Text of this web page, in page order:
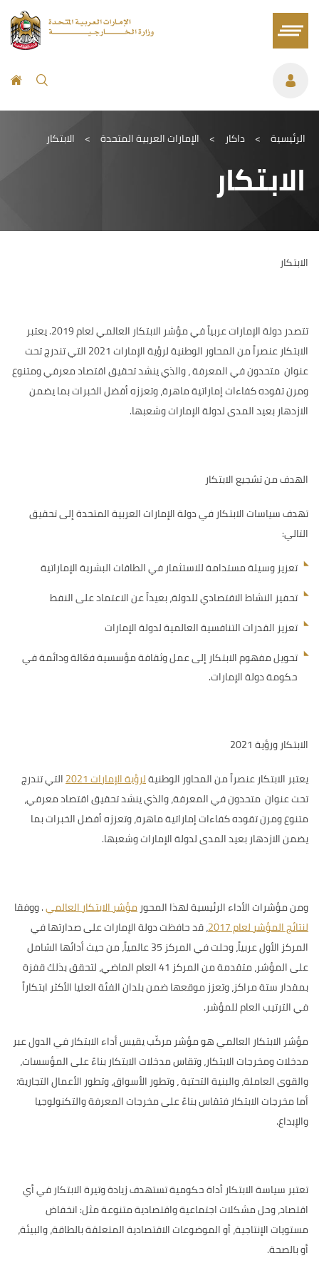
الرئيسية > داكار > الإمارات العربية المتحدة > الابتكار
الابتكار
الابتكار
تتصدر دولة الإمارات عربياً في مؤشر الابتكار العالمي لعام 2019. يعتبر
الابتكار عنصراً من المحاور الوطنية لرؤية الإمارات 2021 التي تندرج تحت
عنوان متحدون في المعرفة ، والذي ينشد تحقيق اقتصاد معرفي ومتنوع
ومرن تقوده كفاءات إماراتية ماهرة، وتعززه أفضل الخبرات بما يضمن
الازدهار بعيد المدى لدولة الإمارات وشعبها.
الهدف من تشجيع الابتكار
تهدف سياسات الابتكار في دولة الإمارات العربية المتحدة إلى تحقيق
التالي:
تعزيز وسيلة مستدامة للاستثمار في الطاقات البشرية الإماراتية
تحفيز النشاط الاقتصادي للدولة، بعيداً عن الاعتماد على النفط
تعزيز القدرات التنافسية العالمية لدولة الإمارات
تحويل مفهوم الابتكار إلى عمل وثقافة مؤسسية فعّالة ودائمة في
حكومة دولة الإمارات.
الابتكار ورؤية 2021
يعتبر الابتكار عنصراً منالمحاور الوطنيةلرؤية الإمارات 2021
التي تندرج
تحت عنوان متحدون في المعرفة، والذي ينشد تحقيق اقتصاد معرفي،
متنوع ومرن تقوده كفاءات إماراتية ماهرة، وتعززه أفضل الخبرات بما
يضمن الازدهار بعيد المدى لدولة الإمارات وشعبها.
ومن مؤشرات الأداء الرئيسية لهذا المحورمؤشر الابتكار العالمي.ووفقا
لنتائج المؤشر لعام 2017
، قدحافظت دولة الإمارات على صدارتها في
المركز الأول عربياً، وحلت في المركز 35 عالمياً، من حيث أدائها الشامل
على المؤشر، متقدمة من المركز 41 العام الماضي، لتحقق بذلك قفزة
بمقدار ستة مراكز، وتعزز موقعها ضمن بلدان الفئة العليا الأكثر ابتكاراً
في الترتيب العام للمؤشر.
مؤشر الابتكار العالمي هو مؤشر مركّب يقيس أداء الابتكار في الدول عبر
مدخلات ومخرجات الابتكار، وتقاس مدخلات الابتكار بناءً على المؤسسات،
والقوى العاملة، والبنية التحتية ، وتطور الأسواق، وتطور الأعمال التجارية؛
أما مخرجات الابتكار فتقاس بناءً على مخرجات المعرفة والتكنولوجيا
والإبداع.
تعتبر سياسة الابتكار أداة حكومية تستهدف زيادة وتيرة الابتكار في أي
اقتصاد، وحل مشكلات اجتماعية واقتصادية متنوعة مثل: انخفاض
مستويات الإنتاجية، أو الموضوعات الاقتصادية المتعلقة بالطاقة، والبيئة،
أو بالصحة.